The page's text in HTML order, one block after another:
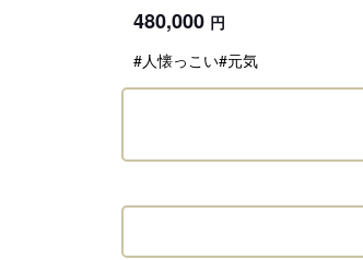
480,000 円
#人懐っこい#元気